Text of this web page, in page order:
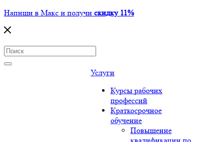
Напиши в Макс и получи скидку 11%
Услуги
Курсы рабочих
профессий
Краткосрочное
обучение
Повышение